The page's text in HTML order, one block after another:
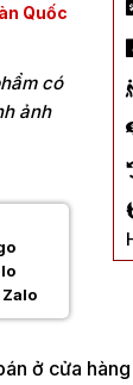
Quốc
có
ảnh
ở cửa